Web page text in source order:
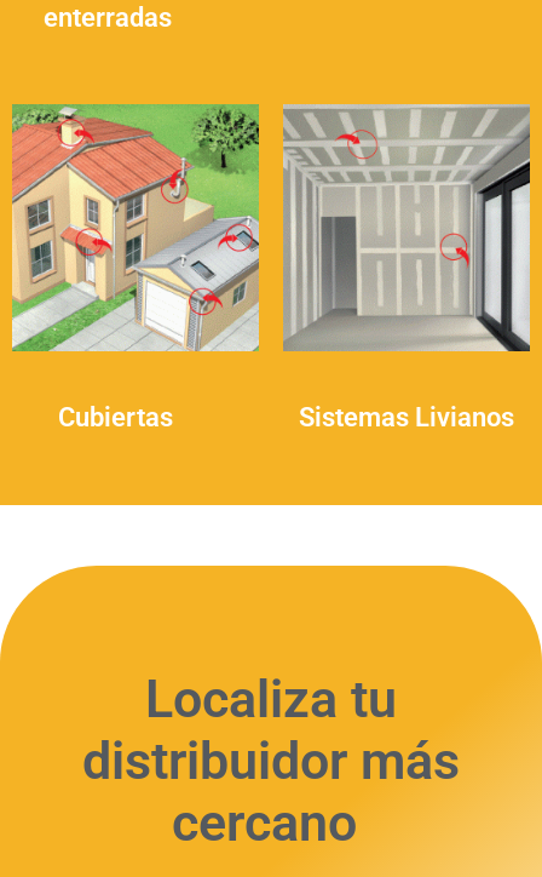
enterradas
Cubiertas
Sistemas Livianos
Localiza tu
distribuidor más
cercano